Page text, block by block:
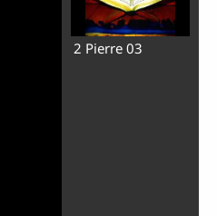
2 Pierre 03